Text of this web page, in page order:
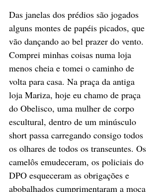
Das janelas dos prédios são jogados
alguns montes de papéis picados, que
vão dançando ao bel prazer do vento.
Comprei minhas coisas numa loja
menos cheia e tomei o caminho de
volta para casa. Na praça da antiga
loja Mariza, hoje eu chamo de praça
do Obelisco, uma mulher de corpo
escultural, dentro de um minúsculo
short passa carregando consigo todos
os olhares de todos os transeuntes. Os
camelôs emudeceram, os policiais do
DPO esqueceram as obrigações e
abobalhados cumprimentaram a moça